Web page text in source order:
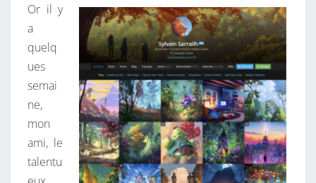
T
E
D
E
W
E
L
K
I
Or il y
a
quelq
ues
semai
ne,
mon
ami, le
talentu